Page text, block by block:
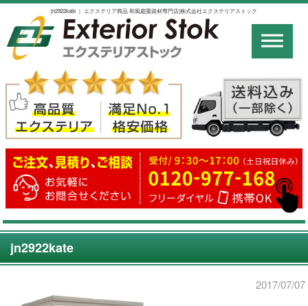
jn2922kate ｜ エクステリア商品 和風庭園資材専門店|株式会社エクステリアストック
jn2922kate
2017/07/07